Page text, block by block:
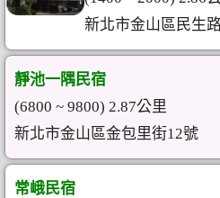
新北市金山區民生
靜池一隅民宿
(6800 ~ 9800) 2.87公里
新北市金山區金包里街12號
常峨民宿